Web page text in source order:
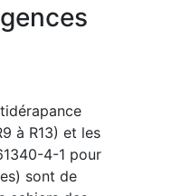
à R13) et les
4-1 pour
sont de